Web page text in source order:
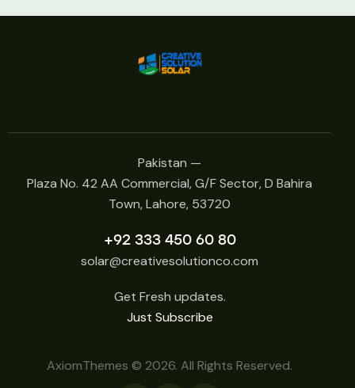
Pakistan —
Plaza No. 42 AA Commercial, G/F Sector, D Bahira
Town, Lahore, 53720
+92 333 450 60 80
solar@creativesolutionco.com
Get Fresh updates.
Just Subscribe
AxiomThemes © 2026. All Rights Reserved.